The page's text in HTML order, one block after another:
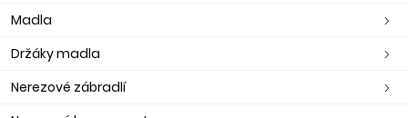
Madla
Držáky madla
Nerezové zábradlí